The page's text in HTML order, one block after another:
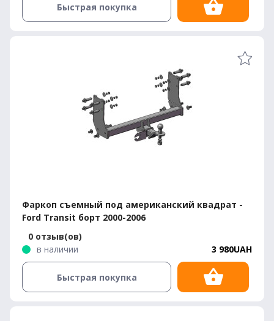
Быстрая покупка
Фаркоп съемный под американский квадрат -
Ford Transit борт 2000-2006
0 отзыв(ов)
в наличии
3 980UAH
Быстрая покупка